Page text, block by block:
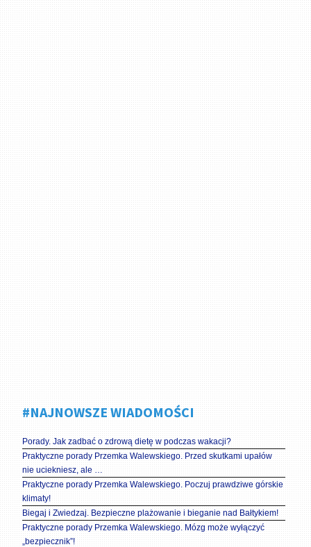
#NAJNOWSZE WIADOMOŚCI
Porady. Jak zadbać o zdrową dietę w podczas wakacji?
Praktyczne porady Przemka Walewskiego. Przed skutkami upałów
nie uciekniesz, ale …
Praktyczne porady Przemka Walewskiego. Poczuj prawdziwe górskie
klimaty!
Biegaj i Zwiedzaj. Bezpieczne plażowanie i bieganie nad Bałtykiem!
Praktyczne porady Przemka Walewskiego. Mózg może wyłączyć
„bezpiecznik”!